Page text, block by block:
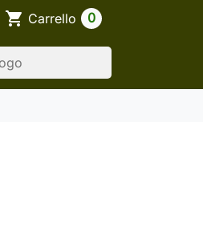
shopping_cart Carrello 0